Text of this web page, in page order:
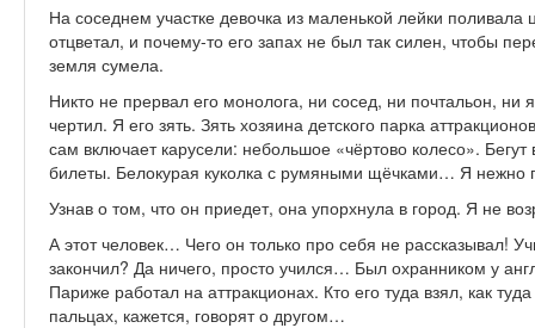
На соседнем участке девочка из маленькой лейки
отцветал, и почему-то его запах не был так силен, чтобы
земля сумела.
Никто не прервал его монолога, ни сосед, ни почтальон,
чертил. Я его зять. Зять хозяина детского парка
сам включает карусели: небольшое «чёртово колесо».
билеты. Белокурая куколка с румяными щёчками… Я нежно
Узнав о том, что он приедет, она упорхнула в город. Я не
А этот человек… Чего он только про себя не рассказывал!
закончил? Да ничего, просто учился… Был охранником у
Париже работал на аттракционах. Кто его туда взял, как
пальцах, кажется, говорят о другом…